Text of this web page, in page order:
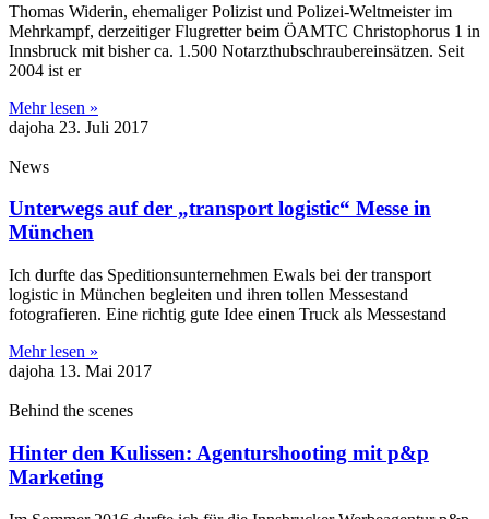
Thomas Widerin, ehemaliger Polizist und Polizei-Weltmeister im
Mehrkampf, derzeitiger Flugretter beim ÖAMTC Christophorus 1 in
Innsbruck mit bisher ca. 1.500 Notarzthubschraubereinsätzen. Seit
2004 ist er
Mehr lesen »
dajoha 23. Juli 2017
News
Unterwegs auf der „transport logistic“ Messe in
München
Ich durfte das Speditionsunternehmen Ewals bei der transport
logistic in München begleiten und ihren tollen Messestand
fotografieren. Eine richtig gute Idee einen Truck als Messestand
Mehr lesen »
dajoha 13. Mai 2017
Behind the scenes
Hinter den Kulissen: Agenturshooting mit p&p
Marketing